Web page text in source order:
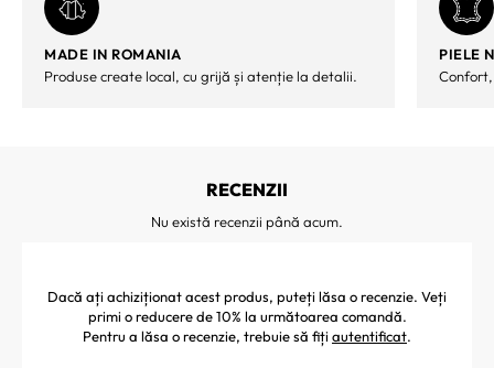
MADE IN ROMANIA
Produse create local, cu grijă și atenție la detalii.
PIELE
RECENZII
Nu există recenzii până acum.
Dacă ați achiziționat acest produs, puteți lăsa o recenzie. Veți
primi o reducere de 10% la următoarea comandă.
Pentru a lăsa o recenzie, trebuie să fiți autentificat.